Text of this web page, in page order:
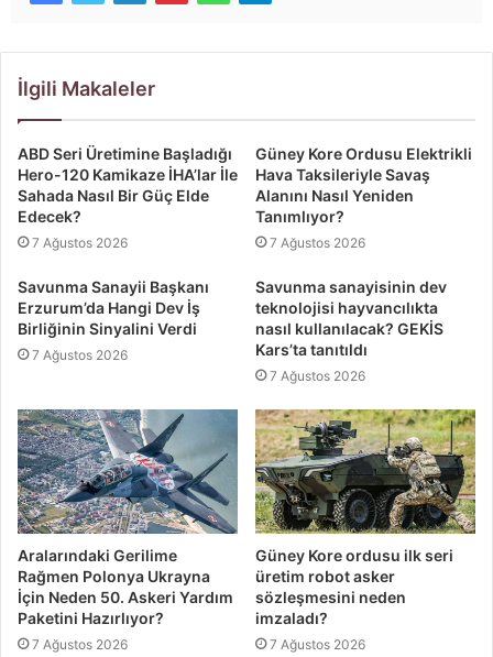
İlgili Makaleler
ABD Seri Üretimine Başladığı
Hero-120 Kamikaze İHA’lar İle
Sahada Nasıl Bir Güç Elde
Edecek?
7 Ağustos 2026
Güney Kore Ordusu Elektrikli
Hava Taksileriyle Savaş
Alanını Nasıl Yeniden
Tanımlıyor?
7 Ağustos 2026
Savunma Sanayii Başkanı
Erzurum’da Hangi Dev İş
Birliğinin Sinyalini Verdi
7 Ağustos 2026
Savunma sanayisinin dev
teknolojisi hayvancılıkta
nasıl kullanılacak? GEKİS
Kars’ta tanıtıldı
7 Ağustos 2026
Aralarındaki Gerilime
Rağmen Polonya Ukrayna
İçin Neden 50. Askeri Yardım
Paketini Hazırlıyor?
7 Ağustos 2026
Güney Kore ordusu ilk seri
üretim robot asker
sözleşmesini neden
imzaladı?
7 Ağustos 2026